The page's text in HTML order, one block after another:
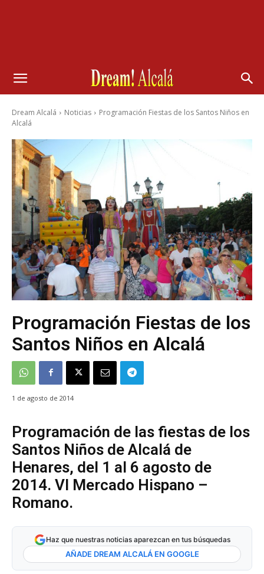
Dream Alcalá Noticias
Programación Fiestas de los Santos Niños en
Alcalá
Programación Fiestas de los
Santos Niños en Alcalá
1 de agosto de 2014
Programación de las fiestas de los
Santos Niños de Alcalá de
Henares, del 1 al 6 agosto de
2014. VI Mercado Hispano –
Romano.
Haz que nuestras noticias aparezcan en tus búsquedas
AÑADE DREAM ALCALÁ EN GOOGLE